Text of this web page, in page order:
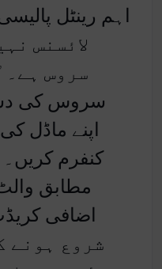
لائسنس
سروس ہے۔
سروس کی
اپنے ماڈل
کنفرم
مطابق
اضافی
شروع ہونے